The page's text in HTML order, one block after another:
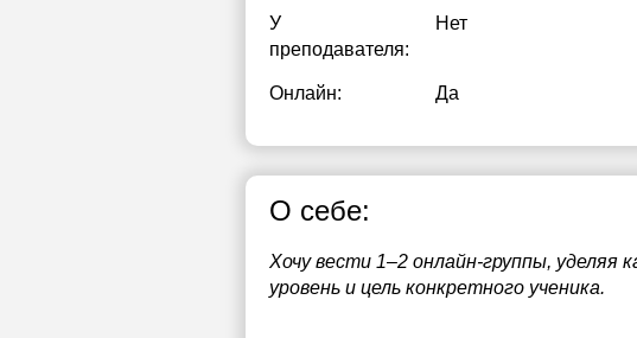
У
преподавателя:
Нет
Онлайн: Да
О себе:
Хочу вести 1–2 онлайн-группы,
уровень и цель конкретного ученика.